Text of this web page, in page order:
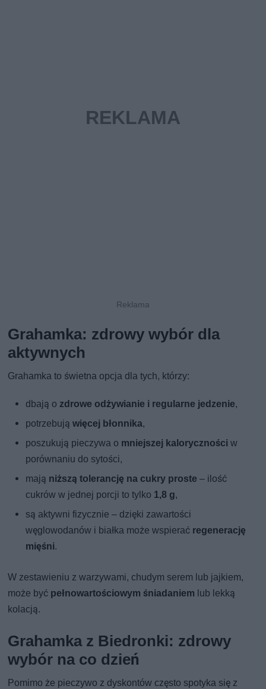
Grahamka: zdrowy wybór dla
aktywnych
Grahamka to świetna opcja dla tych, którzy:
dbają o zdrowe odżywianie i regularne jedzenie,
potrzebująwięcej błonnika,
poszukują pieczywa o mniejszej kaloryczności w
porównaniu do sytości,
mają niższą tolerancję na cukry proste – ilość
cukrów w jednej porcji to tylko 1,8 g,
są aktywni fizycznie – dzięki zawartości
węglowodanów i białka może wspierać regenerację
mięśni.
W zestawieniu z warzywami, chudym serem lub jajkiem,
może być pełnowartościowym śniadaniem lub lekką
kolacją.
Grahamka z Biedronki: zdrowy
wybór na co dzień
Pomimo że pieczywo z dyskontów często spotyka się z